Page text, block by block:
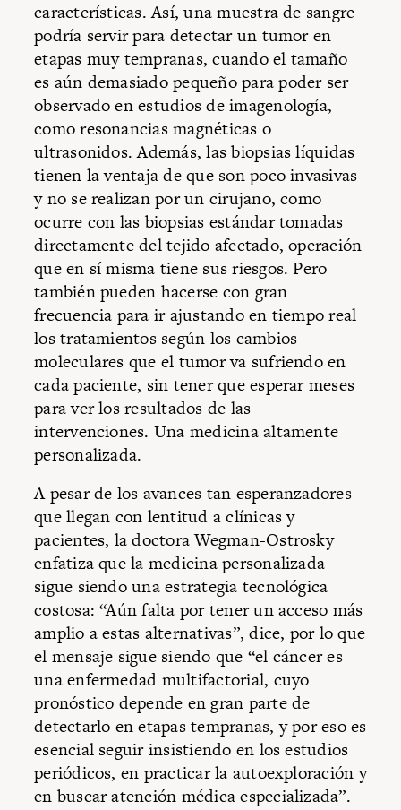
características. Así, una muestra de sangre
podría servir para detectar un tumor en
etapas muy tempranas, cuando el tamaño
es aún demasiado pequeño para poder ser
observado en estudios de imagenología,
como resonancias magnéticas o
ultrasonidos. Además, las biopsias líquidas
tienen la ventaja de que son poco invasivas
y no se realizan por un cirujano, como
ocurre con las biopsias estándar tomadas
directamente del tejido afectado, operación
que en sí misma tiene sus riesgos. Pero
también pueden hacerse con gran
frecuencia para ir ajustando en tiempo real
los tratamientos según los cambios
moleculares que el tumor va sufriendo en
cada paciente, sin tener que esperar meses
para ver los resultados de las
intervenciones. Una medicina altamente
personalizada.
A pesar de los avances tan esperanzadores
que llegan con lentitud a clínicas y
pacientes, la doctora Wegman-Ostrosky
enfatiza que la medicina personalizada
sigue siendo una estrategia tecnológica
costosa: “Aún falta por tener un acceso más
amplio a estas alternativas”, dice, por lo que
el mensaje sigue siendo que “el cáncer es
una enfermedad multifactorial, cuyo
pronóstico depende en gran parte de
detectarlo en etapas tempranas, y por eso es
esencial seguir insistiendo en los estudios
periódicos, en practicar la autoexploración y
en buscar atención médica especializada”.